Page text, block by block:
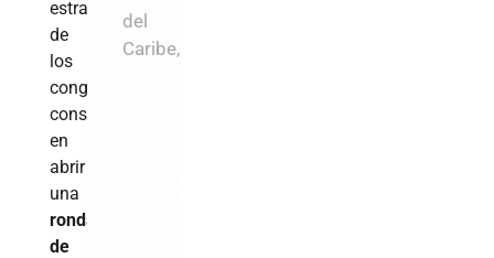
estrategia
de
los
congresistas
consiste
en
abrir
una
ronda
de
del
Caribe,